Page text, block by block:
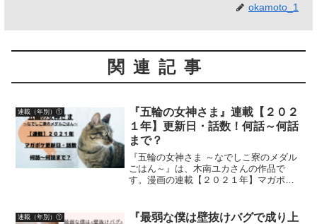
okamoto_1
関連記事
連載（年別）①
『五輪の女神さま』連載【２０２
１年】更新日・話数！何話～何話
まで？
『五輪の女神さま ～なでしこ寮のメダル
ごはん～』は、木南ユカさんの作品で
す。漫画の連載【２０２１年】マガポケ
連載（年別）①
『最弱な僕は壁抜けバグで成り上